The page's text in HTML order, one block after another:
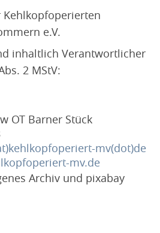
-zwei-
-drei-
Kehlkopfoperierten
e.V.
inhaltlich Verantwortlicher
2 MStV:
OT Barner Stück
mv(dot)de
mv.de
Archiv und pixabay